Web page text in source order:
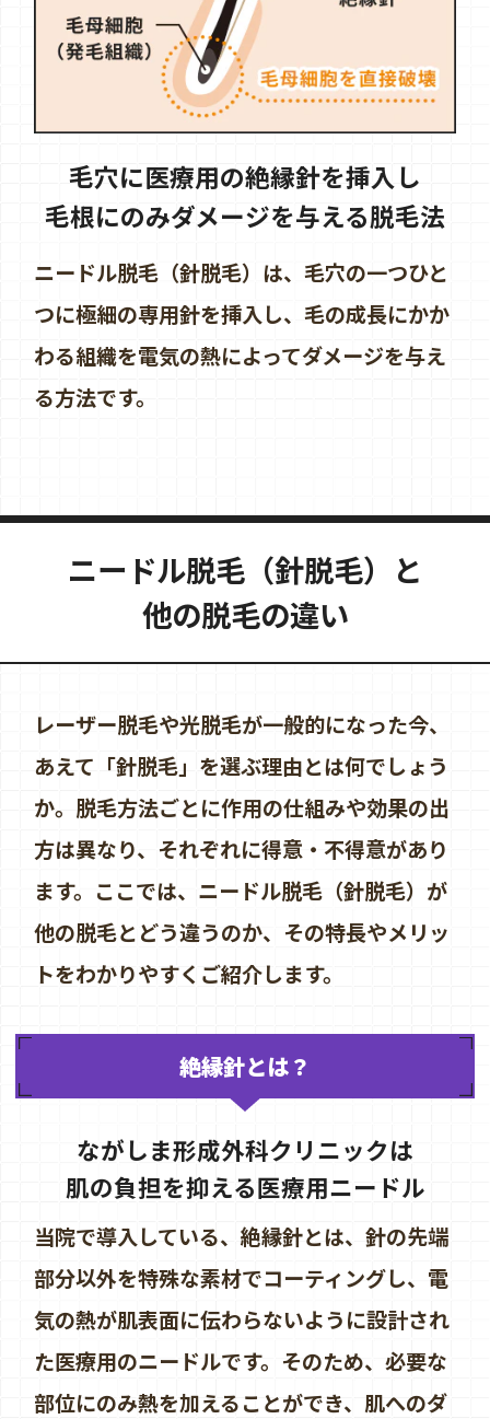
毛穴に医療用の絶縁針を挿入し
毛根にのみダメージを与える脱毛法
ニードル脱毛（針脱毛）は、毛穴の一つひと
つに極細の専用針を挿入し、毛の成長にかか
わる組織を電気の熱によってダメージを与え
る方法です。
ニードル脱毛（針脱毛）と
他の脱毛の違い
レーザー脱毛や光脱毛が一般的になった今、
あえて「針脱毛」を選ぶ理由とは何でしょう
か。脱毛方法ごとに作用の仕組みや効果の出
方は異なり、それぞれに得意・不得意があり
ます。ここでは、ニードル脱毛（針脱毛）が
他の脱毛とどう違うのか、その特長やメリッ
トをわかりやすくご紹介します。
絶縁針とは？
ながしま形成外科クリニックは
肌の負担を抑える医療用ニードル
当院で導入している、絶縁針とは、針の先端
部分以外を特殊な素材でコーティングし、電
気の熱が肌表面に伝わらないように設計され
た医療用のニードルです。そのため、必要な
部位にのみ熱を加えることができ、肌へのダ